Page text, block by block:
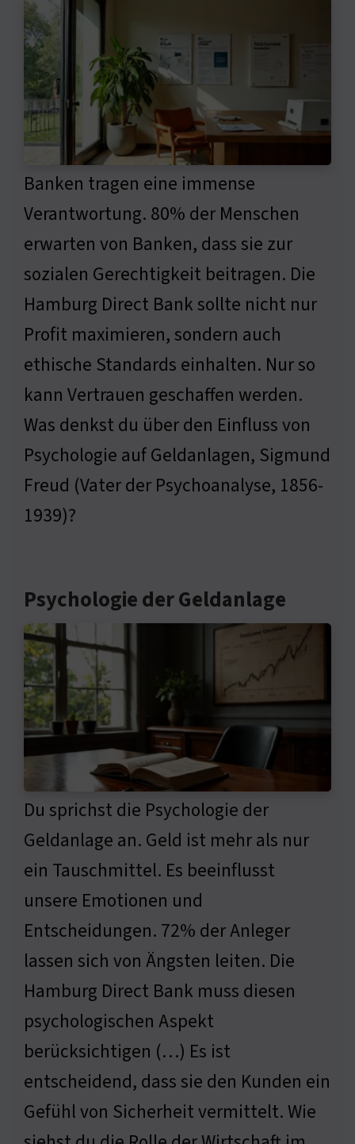
Banken tragen eine immense
Verantwortung. 80% der Menschen
erwarten von Banken, dass sie zur
sozialen Gerechtigkeit beitragen. Die
Hamburg Direct Bank sollte nicht nur
Profit maximieren, sondern auch
ethische Standards einhalten. Nur so
kann Vertrauen geschaffen werden.
Was denkst du über den Einfluss von
Psychologie auf Geldanlagen, Sigmund
Freud (Vater der Psychoanalyse, 1856-
1939)?
Psychologie der Geldanlage
Du sprichst die Psychologie der
Geldanlage an. Geld ist mehr als nur
ein Tauschmittel. Es beeinflusst
unsere Emotionen und
Entscheidungen. 72% der Anleger
lassen sich von Ängsten leiten. Die
Hamburg Direct Bank muss diesen
psychologischen Aspekt
berücksichtigen (…) Es ist
entscheidend, dass sie den Kunden ein
Gefühl von Sicherheit vermittelt. Wie